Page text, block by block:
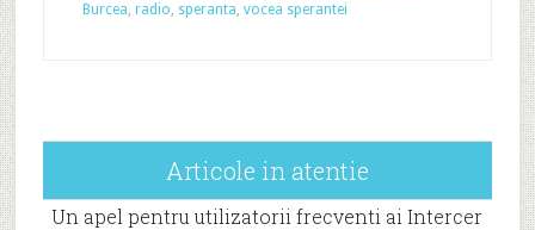
Burcea, radio, speranta, vocea sperantei
Articole in atentie
Un apel pentru utilizatorii frecventi ai Intercer